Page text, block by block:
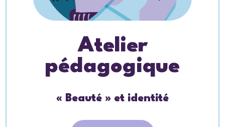
Atelier
pédagogique
« Beauté » et identité